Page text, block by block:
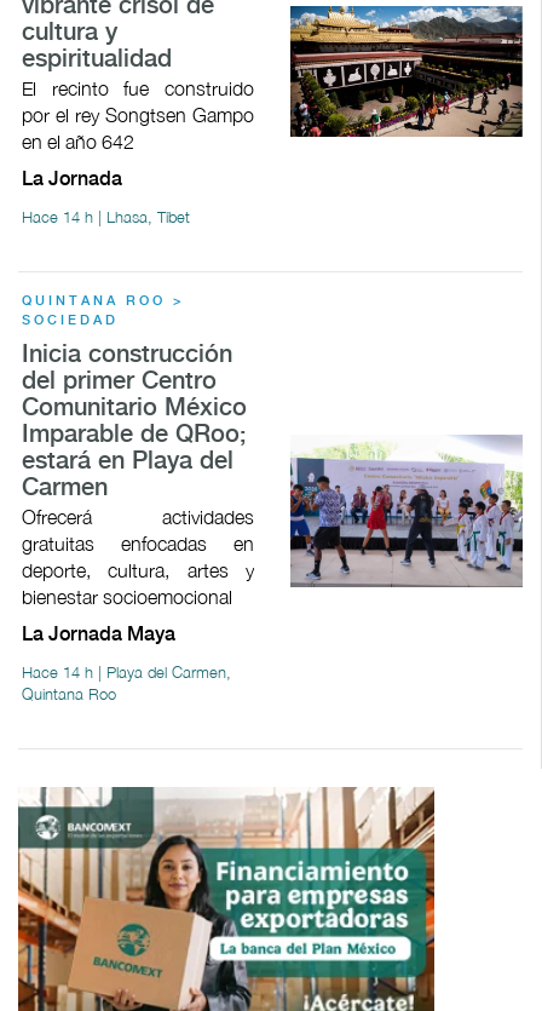
vibrante crisol de
cultura y
espiritualidad
El recinto fue construido
por el rey Songtsen Gampo
en el año 642
La Jornada
Hace 14 h | Lhasa, Tíbet
QUINTANA ROO >
SOCIEDAD
Inicia construcción
del primer Centro
Comunitario México
Imparable de QRoo;
estará en Playa del
Carmen
Ofrecerá actividades
gratuitas enfocadas en
deporte, cultura, artes y
bienestar socioemocional
La Jornada Maya
Hace 14 h | Playa del Carmen,
Quintana Roo